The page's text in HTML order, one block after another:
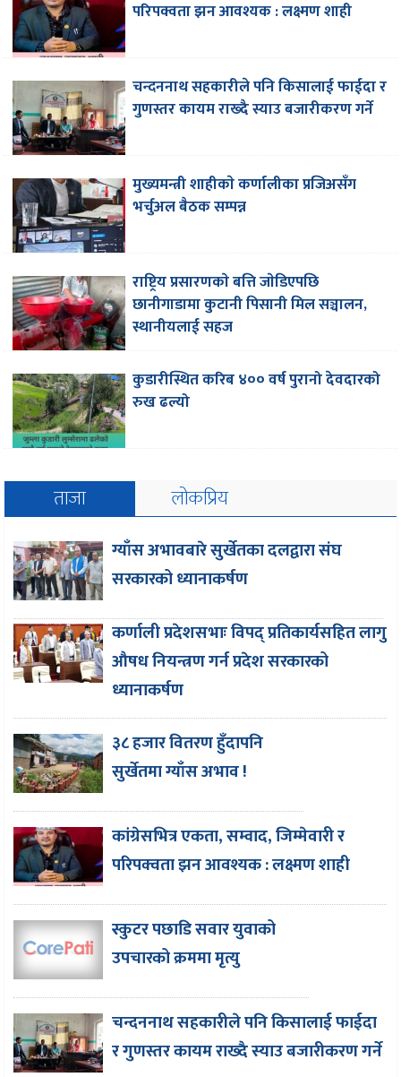
परिपक्वता झन आवश्यक : लक्ष्मण शाही
चन्दननाथ सहकारीले पनि किसालाई फाईदा र
गुणस्तर कायम राख्दै स्याउ बजारीकरण गर्ने
मुख्यमन्त्री शाहीकाे कर्णालीका प्रजिअसँग
भर्चुअल बैठक सम्पन्न
राष्ट्रिय प्रसारणकाे बत्ति जाेडिएपछि
छानीगाडामा कुटानी पिसानी मिल सञ्चालन,
स्थानीयलाई सहज
कुडारीस्थित करिब ४०० वर्ष पुरानो देवदारको
रुख ढल्यो
ताजा लोकप्रिय
ग्याँस अभावबारे सुर्खेतका दलद्वारा संघ
सरकारको ध्यानाकर्षण
कर्णाली प्रदेशसभाः विपद् प्रतिकार्यसहित लागु
औषध नियन्त्रण गर्न प्रदेश सरकारको
ध्यानाकर्षण
३८ हजार वितरण हुँदापनि
सुर्खेतमा ग्याँस अभाव !
कांग्रेसभित्र एकता, सम्वाद, जिम्मेवारी र
परिपक्वता झन आवश्यक : लक्ष्मण शाही
स्कुटर पछाडि सवार युवाको
उपचारको क्रममा मृत्यु
चन्दननाथ सहकारीले पनि किसालाई फाईदा
र गुणस्तर कायम राख्दै स्याउ बजारीकरण गर्ने